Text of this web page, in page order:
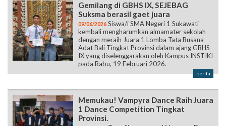
Gemilang di GBHS IX, SEJEBAG
Suksma berasil gaet juara
09/06/2026 Siswa/i SMA Negeri 1 Sukawati
kembali mengharumkan almamater sekolah
dengan meraih Juara 1 Lomba Tata Busana
Adat Bali Tingkat Provinsi dalam ajang GBHS
IX yang diselenggarakan oleh Kampus INSTIKI
pada Rabu, 19 Februari 2026.
berita
Memukau! Vampyra Dance Raih Juara
1 Dance Competition Tingkat
Provinsi.